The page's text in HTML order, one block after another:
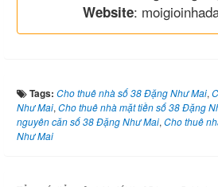
Website:
Tags: Cho thuê nhà số 38 Đặng Như Mai,
Như Mai, Cho thuê nhà mặt tiền số 38 Đặng
nguyên căn số 38 Đặng Như Mai, Cho thuê
Như Mai